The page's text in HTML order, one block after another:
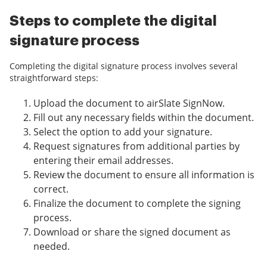
Steps to complete the digital
signature process
Completing the digital signature process involves several
straightforward steps:
Upload the document to airSlate SignNow.
Fill out any necessary fields within the document.
Select the option to add your signature.
Request signatures from additional parties by
entering their email addresses.
Review the document to ensure all information is
correct.
Finalize the document to complete the signing
process.
Download or share the signed document as
needed.